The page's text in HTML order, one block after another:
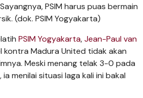
PSIM harus puas bermain
(dok. PSIM Yogyakarta)
PSIM Yogyakarta,Jean-Paul van
kontra Madura United tidak akan
Meski menang telak 3-0 pada
menilai situasi laga kali ini bakal